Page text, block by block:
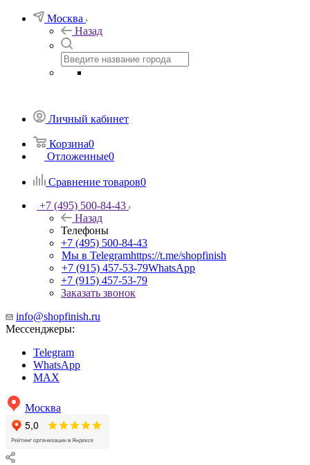
Москва
Назад
Личный кабинет
Корзина0
Отложенные0
Сравнение товаров0
+7 (495) 500-84-43
Назад
Телефоны
+7 (495) 500-84-43
Мы в Telegramhttps://t.me/shopfinish
+7 (915) 457-53-79WhatsApp
+7 (915) 457-53-79
Заказать звонок
info@shopfinish.ru
Мессенджеры:
Telegram
WhatsApp
MAX
Москва